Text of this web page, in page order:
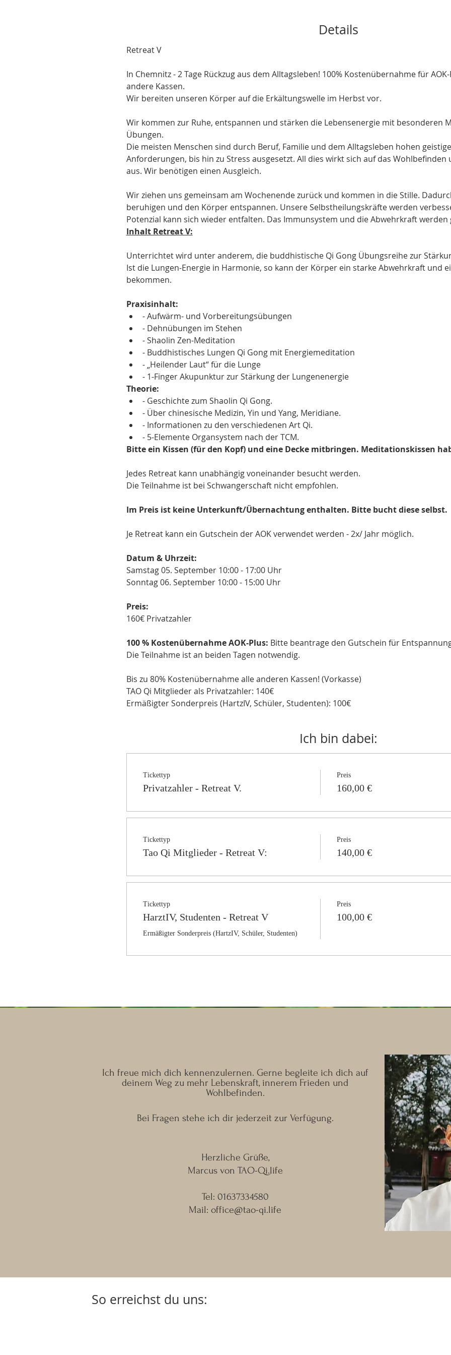
Details
Retreat V
In Chemnitz - 2 Tage Rückzug aus dem Alltagsleben! 100% Kostenübernahme für
andere Kassen.
Wir bereiten unseren Körper auf die Erkältungswelle im Herbst vor.
Wir kommen zur Ruhe, entspannen und stärken die Lebensenergie mit besonderen
Übungen.
Die meisten Menschen sind durch Beruf, Familie und dem Alltagsleben hohen
Anforderungen, bis hin zu Stress ausgesetzt. All dies wirkt sich auf das
aus. Wir benötigen einen Ausgleich.
Wir ziehen uns gemeinsam am Wochenende zurück und kommen in die Stille.
beruhigen und den Körper entspannen. Unsere Selbstheilungskräfte werden
Potenzial kann sich wieder entfalten. Das Immunsystem und die Abwehrkraft werden
Inhalt Retreat V:
Unterrichtet wird unter anderem, die buddhistische Qi Gong Übungsreihe zur
Ist die Lungen-Energie in Harmonie, so kann der Körper ein starke Abwehrkraft und
bekommen.
Praxisinhalt:
- Aufwärm- und Vorbereitungsübungen
- Dehnübungen im Stehen
- Shaolin Zen-Meditation
- Buddhistisches Lungen Qi Gong mit Energiemeditation
- „Heilender Laut“ für die Lunge
- 1-Finger Akupunktur zur Stärkung der Lungenenergie
Theorie:
- Geschichte zum Shaolin Qi Gong.
- Über chinesische Medizin, Yin und Yang, Meridiane.
- Informationen zu den verschiedenen Art Qi.
- 5-Elemente Organsystem nach der TCM.
Bitte ein Kissen (für den Kopf) und eine Decke mitbringen. Meditationskissen
Jedes Retreat kann unabhängig voneinander besucht werden.
Die Teilnahme ist bei Schwangerschaft nicht empfohlen.
Im Preis ist keine Unterkunft/Übernachtung enthalten. Bitte bucht diese selbst.
Je Retreat kann ein Gutschein der AOK verwendet werden - 2x/ Jahr möglich.
Datum & Uhrzeit:
Samstag 05. September 10:00 - 17:00 Uhr
Sonntag 06. September 10:00 - 15:00 Uhr
Preis:
160€ Privatzahler
100 % Kostenübernahme AOK-Plus: Bitte beantrage den Gutschein für
Die Teilnahme ist an beiden Tagen notwendig.
Bis zu 80% Kostenübernahme alle anderen Kassen! (Vorkasse)
TAO Qi Mitglieder als Privatzahler: 140€
Ermäßigter Sonderpreis (HartzIV, Schüler, Studenten): 100€
Ich bin dabei:
Tickettyp
Privatzahler - Retreat V.
Preis
160,00 €
Tickettyp
Tao Qi Mitglieder - Retreat V:
Preis
140,00 €
Tickettyp
HarztIV, Studenten - Retreat V
Ermäßigter Sonderpreis (HartzIV, Schüler, Studenten)
Preis
100,00 €
Ich freue mich dich kennenzulernen. Gerne begleite ich dich auf
deinem Weg zu mehr Lebenskraft, innerem Frieden und
Wohlbefinden.
Bei Fragen stehe ich dir jederzeit zur Verfügung.
Herzliche Grüße,
Marcus von TAO-Qi.life
Tel: 01637334580
Mail: office@tao-qi.life
So erreichst du uns: